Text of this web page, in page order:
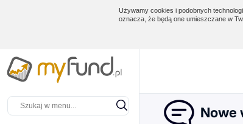
Używamy cookies i podobnych
oznacza, że będą one umieszczane w
Nowe